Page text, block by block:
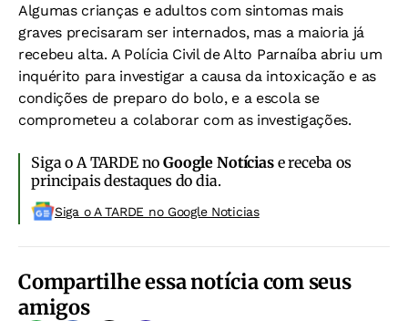
Algumas crianças e adultos com sintomas mais
graves precisaram ser internados, mas a maioria já
recebeu alta. A Polícia Civil de Alto Parnaíba abriu um
inquérito para investigar a causa da intoxicação e as
condições de preparo do bolo, e a escola se
comprometeu a colaborar com as investigações.
Siga o A TARDE noGoogle Notíciase receba os
principais destaques do dia.
Siga o A TARDE no Google Noticias
Compartilhe essa notícia com seus
amigos